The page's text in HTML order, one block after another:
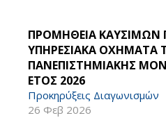
ΠΡΟΜΗΘΕΙΑ ΚΑΥΣΙΜΩΝ
ΥΠΗΡΕΣΙΑΚΑ ΟΧΗΜΑΤΑ
ΠΑΝΕΠΙΣΤΗΜΙΑΚΗΣ
ΕΤΟΣ 2026
Προκηρύξεις Διαγωνισμών
26 Φεβ 2026